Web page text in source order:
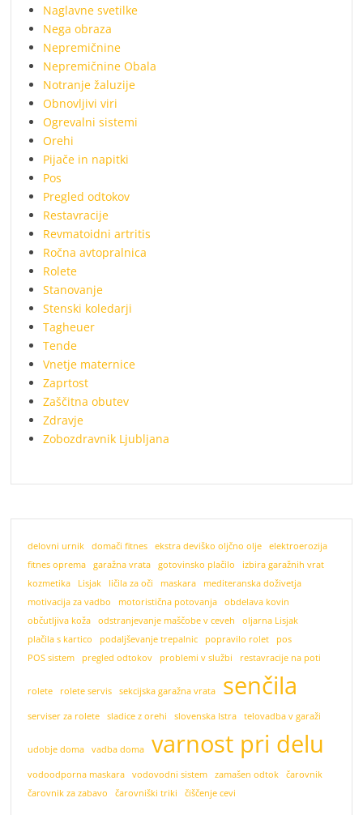
Naglavne svetilke
Nega obraza
Nepremičnine
Nepremičnine Obala
Notranje žaluzije
Obnovljivi viri
Ogrevalni sistemi
Orehi
Pijače in napitki
Pos
Pregled odtokov
Restavracije
Revmatoidni artritis
Ročna avtopralnica
Rolete
Stanovanje
Stenski koledarji
Tagheuer
Tende
Vnetje maternice
Zaprtost
Zaščitna obutev
Zdravje
Zobozdravnik Ljubljana
delovni urnik domači fitnes ekstra deviško oljčno olje
elektroerozija
fitnes oprema
garažna vrata gotovinsko plačilo
izbira garažnih vrat
kozmetika
Lisjak ličila za oči maskara
mediteranska doživetja
motivacija za vadbo
motoristična potovanja
obdelava kovin
občutljiva koža
odstranjevanje maščobe v ceveh
oljarna Lisjak
plačila s kartico
podaljševanje trepalnic popravilo rolet
pos
POS sistem
pregled odtokov problemi v službi restavracije na poti
rolete rolete servis sekcijska garažna vrata senčila
serviser za rolete sladice z orehi slovenska Istra telovadba v garaži
udobje doma vadba doma varnost pri delu
vodoodporna maskara vodovodni sistem zamašen odtok
čarovnik
čarovnik za zabavo
čarovniški triki čiščenje cevi